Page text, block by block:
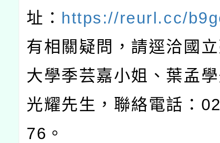
址： https://reurl.cc/
有相關疑問，請逕洽國
大學季芸嘉小姐、葉孟
光耀先生，聯絡電話：
76。